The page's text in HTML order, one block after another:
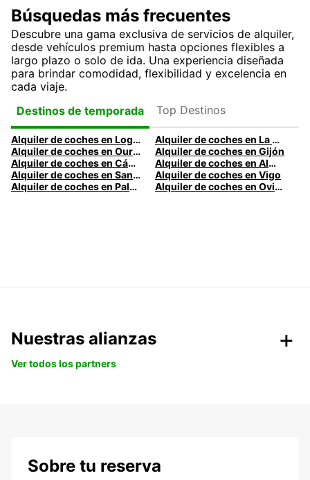
Búsquedas más frecuentes
Descubre una gama exclusiva de servicios de alquiler,
desde vehículos premium hasta opciones flexibles a
largo plazo o solo de ida. Una experiencia diseñada
para brindar comodidad, flexibilidad y excelencia en
cada viaje.
Destinos de temporada
Top Destinos
Alquiler de coches en Logroño
Alquiler de coches en La Coruña
Alquiler de coches en Ourense
Alquiler de coches en Gijón
Alquiler de coches en Cádiz
Alquiler de coches en Almería
Alquiler de coches en Santander
Alquiler de coches en Vigo
Alquiler de coches en Palma
Alquiler de coches en Oviedo
Nuestras alianzas
Ver todos los partners
Sobre tu reserva